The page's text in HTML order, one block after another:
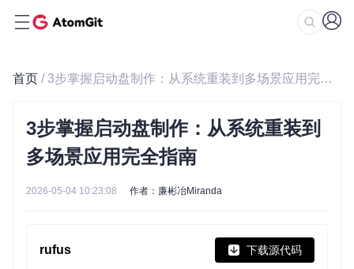
首页 / 3步掌握启动盘制作：从系统重装到多场景应用完全指南
3步掌握启动盘制作：从系统重装到
多场景应用完全指南
2026-05-04 10:23:08 作者：廉彬冶Miranda
rufus 下载源代码